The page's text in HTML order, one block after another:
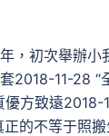
，初次舉辦
2018-11-28 “
優方致遠
的不等于照